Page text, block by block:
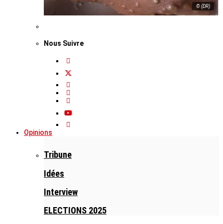
© (DR)
Nous Suivre
Opinions
Tribune
Idées
Interview
ELECTIONS 2025